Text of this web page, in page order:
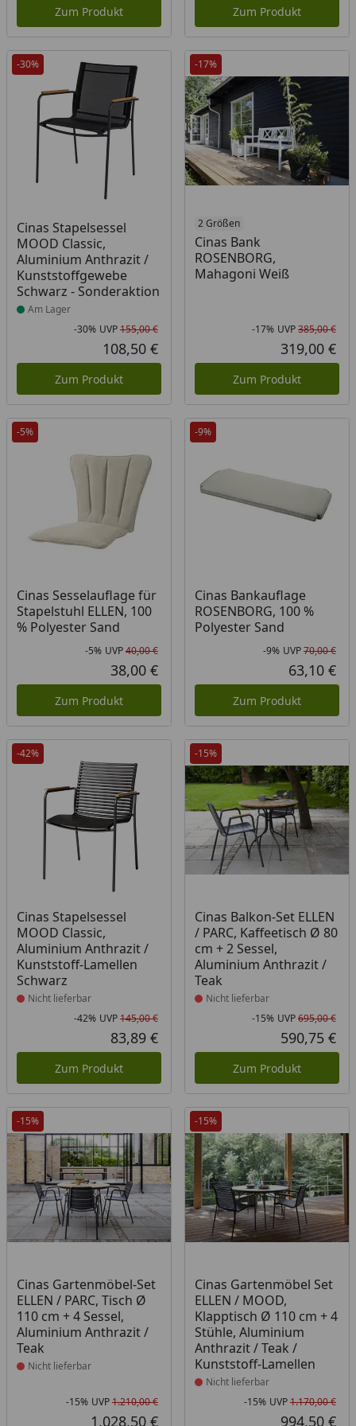
Zum Produkt Zum Produkt
-30%
Cinas Stapelsessel
MOOD Classic,
Aluminium Anthrazit /
Kunststoffgewebe
Schwarz - Sonderaktion
Produkt am Lager
Am Lager
Rabatt in Prozent
-30%
Ursprünglicher Preis
UVP155,00 €
Aktueller Preis
108,50 €
Zum Produkt
-17%
2 Größen
Cinas Bank
ROSENBORG,
Mahagoni Weiß
-17% UVP385,00 €
319,00 €
Zum Produkt
-5%
Cinas Sesselauflage für
Stapelstuhl ELLEN, 100
% Polyester Sand
Rabatt in Prozent
-5%
Ursprünglicher Preis
UVP40,00 €
Aktueller Preis
38,00 €
Zum Produkt
-9%
Cinas Bankauflage
ROSENBORG, 100 %
Polyester Sand
-9% UVP70,00 €
63,10 €
Zum Produkt
-42%
Cinas Stapelsessel
MOOD Classic,
Aluminium Anthrazit /
Kunststoff-Lamellen
Schwarz
Produkt nicht lieferbar
Nicht lieferbar
Rabatt in Prozent
-42%
Ursprünglicher Preis
UVP145,00 €
Aktueller Preis
83,89 €
Zum Produkt
-15%
Cinas Balkon-Set ELLEN
/ PARC, Kaffeetisch Ø 80
cm + 2 Sessel,
Aluminium Anthrazit /
Teak
Produkt nicht lieferbar
Nicht lieferbar
-15% UVP695,00 €
590,75 €
Zum Produkt
-15%
Cinas Gartenmöbel-Set
ELLEN / PARC, Tisch Ø
110 cm + 4 Sessel,
Aluminium Anthrazit /
Teak
Produkt nicht lieferbar
Nicht lieferbar
Rabatt in Prozent
-15%
Ursprünglicher Preis
UVP1.210,00 €
1.028,50 €
-15%
Cinas Gartenmöbel Set
ELLEN / MOOD,
Klapptisch Ø 110 cm + 4
Stühle, Aluminium
Anthrazit / Teak /
Kunststoff-Lamellen
Produkt nicht lieferbar
Nicht lieferbar
-15% UVP1.170,00 €
994,50 €